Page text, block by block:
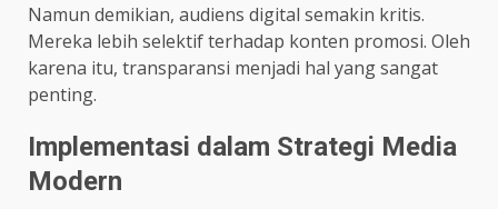
Namun demikian, audiens digital semakin kritis.
Mereka lebih selektif terhadap konten promosi. Oleh
karena itu, transparansi menjadi hal yang sangat
penting.
Implementasi dalam Strategi Media
Modern